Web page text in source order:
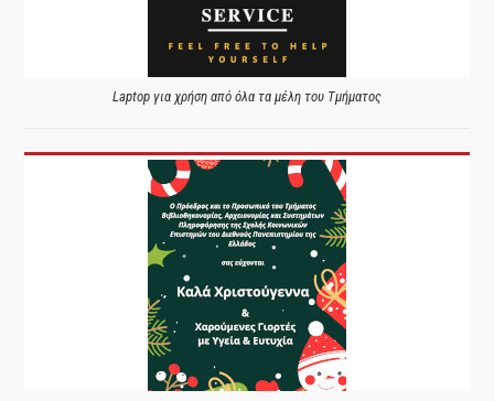
Laptop για χρήση από όλα τα μέλη του Τμήματος